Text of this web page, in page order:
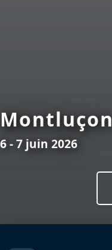
Montluçon
6 - 7 juin 2026